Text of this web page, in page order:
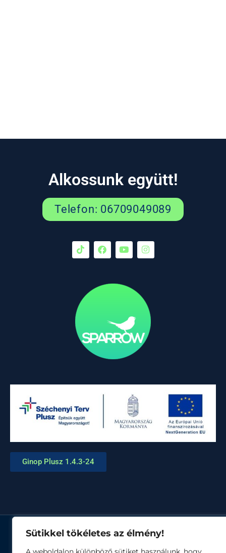
Sütikkel tökéletes az élmény!
Alkossunk együtt!
Telefon: 06709049089
Ginop Plusz 1.4.3-24
© Minden jog fenntartva